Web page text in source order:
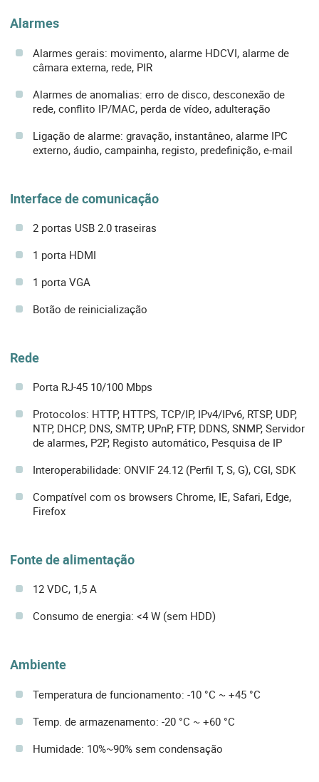
Alarmes
Alarmes gerais: movimento, alarme HDCVI, alarme de
câmara externa, rede, PIR
Alarmes de anomalias: erro de disco, desconexão de
rede, conflito IP/MAC, perda de vídeo, adulteração
Ligação de alarme: gravação, instantâneo, alarme IPC
externo, áudio, campainha, registo, predefinição, e-mail
Interface de comunicação
2 portas USB 2.0 traseiras
1 porta HDMI
1 porta VGA
Botão de reinicialização
Rede
Porta RJ-45 10/100 Mbps
Protocolos: HTTP, HTTPS, TCP/IP, IPv4/IPv6, RTSP, UDP,
NTP, DHCP, DNS, SMTP, UPnP, FTP, DDNS, SNMP, Servidor
de alarmes, P2P, Registo automático, Pesquisa de IP
Interoperabilidade: ONVIF 24.12 (Perfil T, S, G), CGI, SDK
Compatível com os browsers Chrome, IE, Safari, Edge,
Firefox
Fonte de alimentação
12 VDC, 1,5 A
Consumo de energia: <4 W (sem HDD)
Ambiente
Temperatura de funcionamento: -10 °C ~ +45 °C
Temp. de armazenamento: -20 °C ~ +60 °C
Humidade: 10%~90% sem condensação